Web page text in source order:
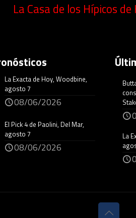
La Casa de los Hípicos
La Exacta de Hoy, Woodbine,
agosto 7
08/06/2026
El Pick 4 de Paolini, Del Mar,
agosto 7
08/06/2026
La